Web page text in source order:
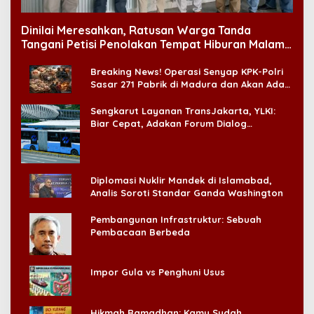
Dinilai Meresahkan, Ratusan Warga Tanda
Tangani Petisi Penolakan Tempat Hiburan Malam
Breaking News! Operasi Senyap KPK-Polri
Sasar 271 Pabrik di Madura dan Akan Ada
Sengkarut Layanan TransJakarta, YLKI:
Biar Cepat, Adakan Forum Dialog
Diplomasi Nuklir Mandek di Islamabad,
Analis Soroti Standar Ganda Washington
Pembangunan Infrastruktur: Sebuah
Pembacaan Berbeda
Impor Gula vs Penghuni Usus